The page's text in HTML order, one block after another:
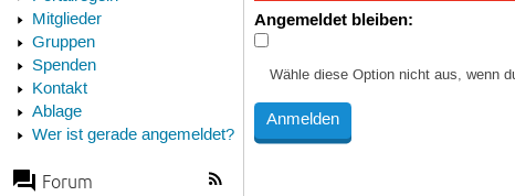
Mitglieder
Gruppen
Spenden
Kontakt
Ablage
Wer ist gerade angemeldet?
Forum
Angemeldet bleiben:
Wähle diese Option nicht aus, wenn